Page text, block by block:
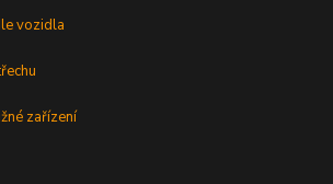
vozidla
zařízení